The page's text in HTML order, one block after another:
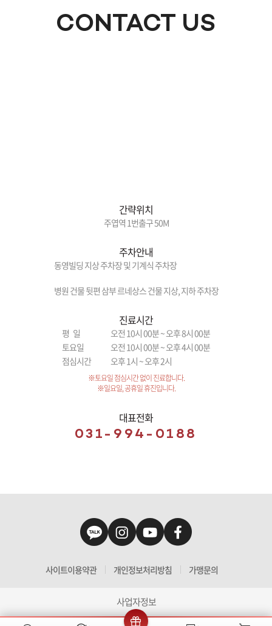
CONTACT US
간략위치
주엽역 1번출구 50M
주차안내
동영빌딩 지상 주차장 및 기계식 주차장
병원 건물 뒷편 삼부 르네상스 건물 지상, 지하 주차장
진료시간
평 일
오전 10시 00분 ~ 오후 8시 00분
토요일
오전 10시 00분 ~ 오후 4시 00분
점심시간
오후 1시 ~ 오후 2시
※토요일 점심시간 없이 진료합니다.
※일요일, 공휴일 휴진입니다.
대표전화
031-994-0188
사이트이용약관 개인정보처리방침 가맹문의
사업자정보